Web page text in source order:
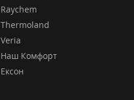
Raychem
Thermoland
Veria
Наш Комфорт
Ексон